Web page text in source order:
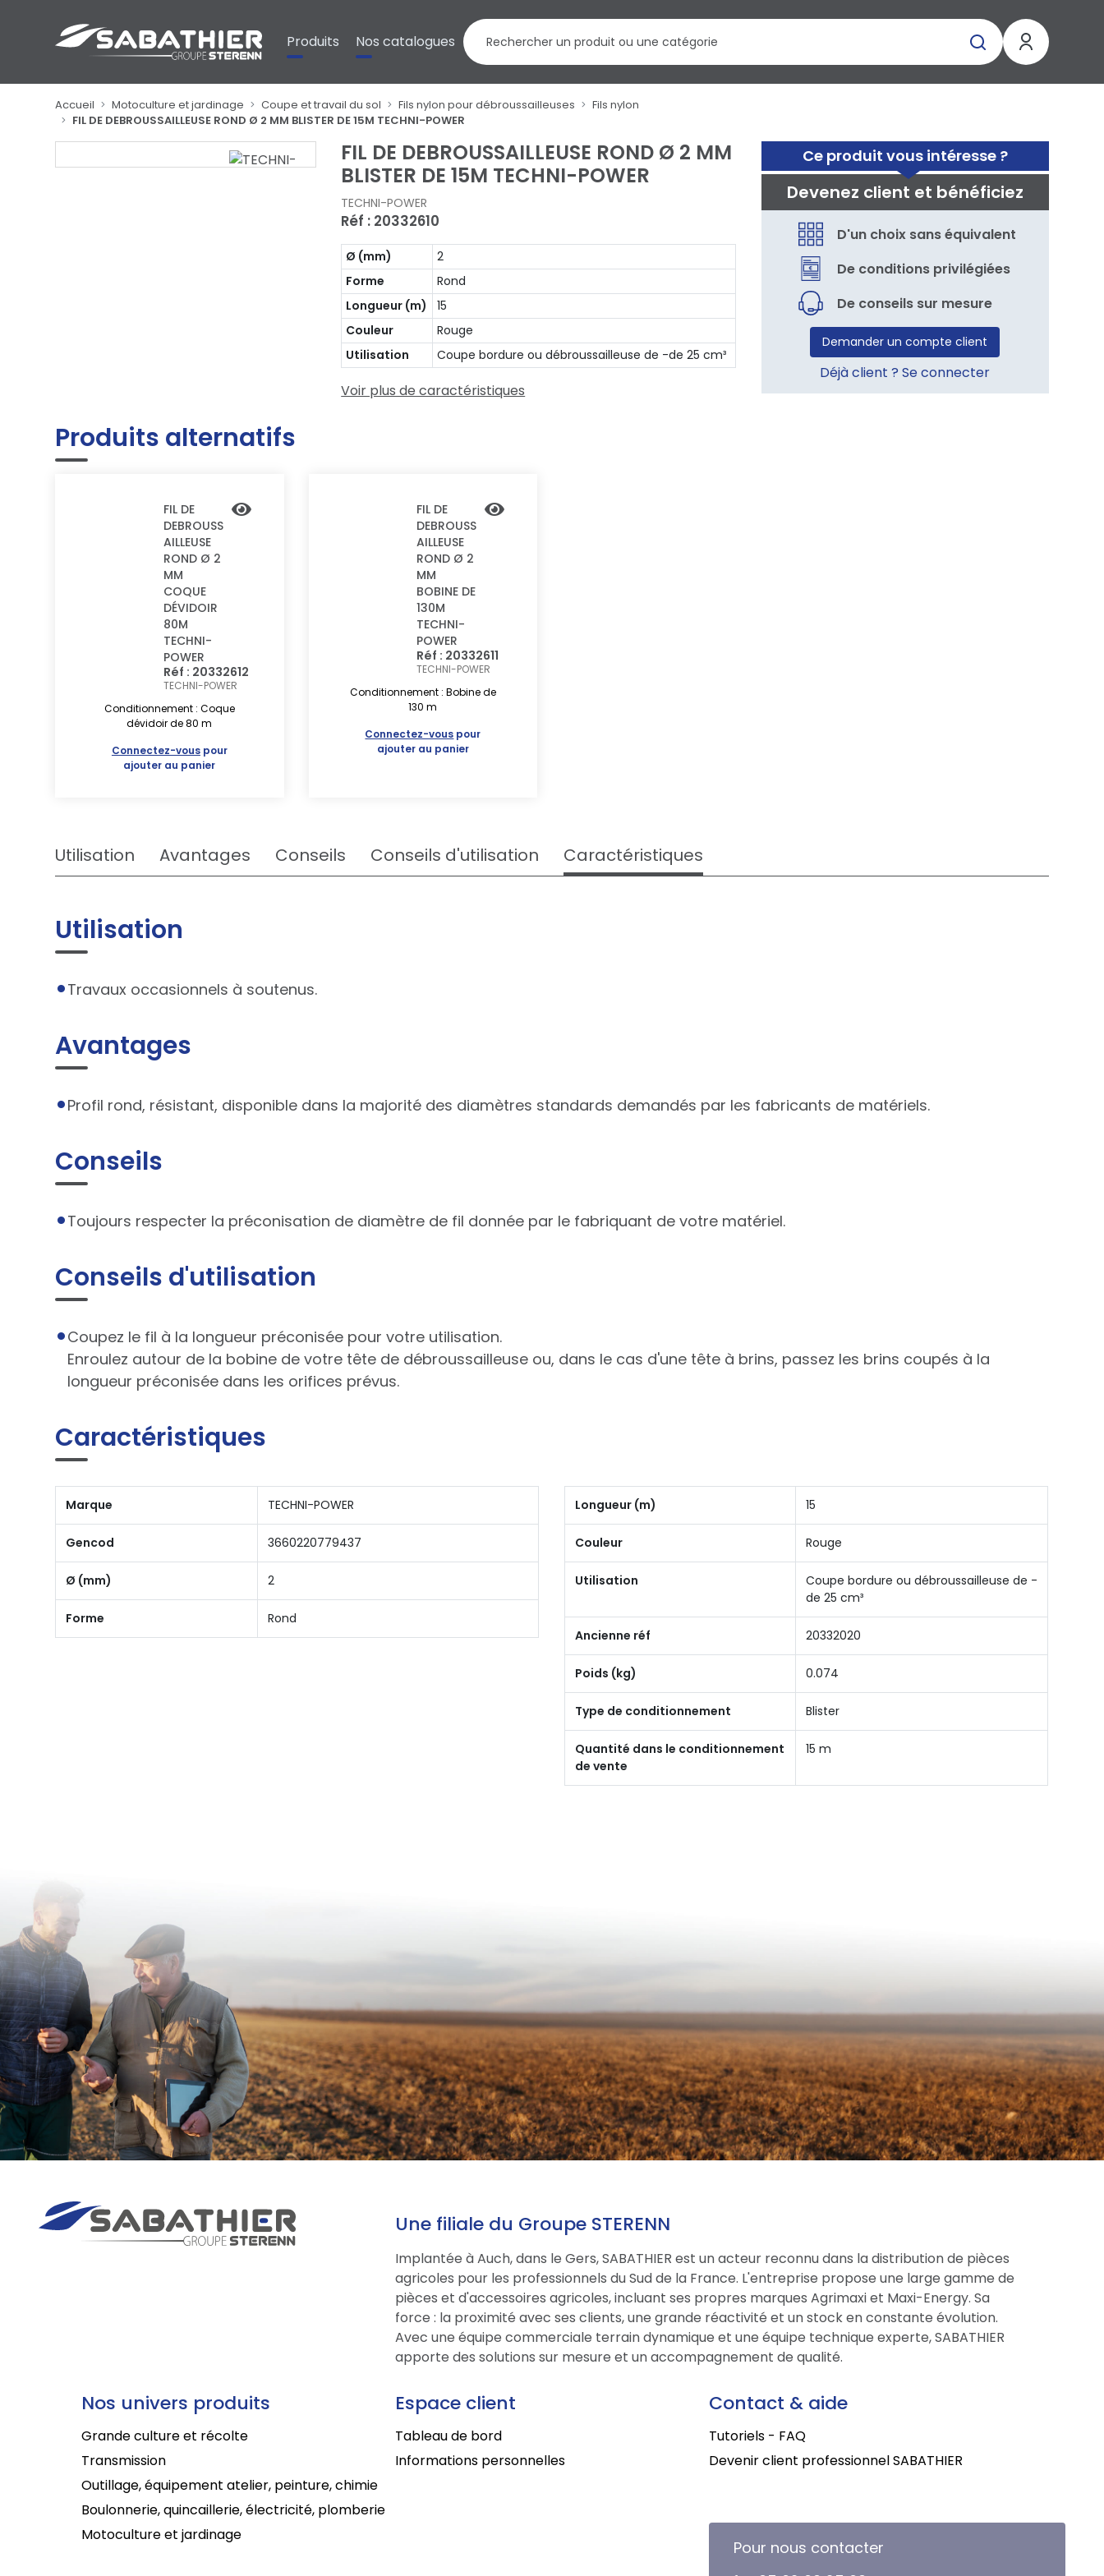
Produits Nos catalogues
Accueil Motoculture et jardinage Coupe et travail du sol Fils nylon pour débroussailleuses
Fils nylon
FIL DE DEBROUSSAILLEUSE ROND Ø 2 MM BLISTER DE 15M TECHNI-POWER
Ce produit vous intéresse ?
Devenez client et bénéficiez
D'un choix sans équivalent
De conditions privilégiées
De conseils sur mesure
Demander un compte client
Déjà client ? Se connecter
FIL DE DEBROUSSAILLEUSE ROND Ø 2 MM
BLISTER DE 15M TECHNI-POWER
TECHNI-POWER
Réf : 20332610
Ø (mm)
2
Forme
Rond
Longueur (m)
15
Couleur
Rouge
Utilisation
Coupe bordure ou débroussailleuse de -de 25 cm³
Voir plus de caractéristiques
Produits alternatifs
FIL DE
DEBROUSS
AILLEUSE
ROND Ø 2
MM
COQUE
DÉVIDOIR
80M
TECHNI-
POWER
Réf : 20332612
TECHNI-POWER
Conditionnement : Coque
dévidoir de 80 m
Connectez-vouspour
ajouter au panier
FIL DE
DEBROUSS
AILLEUSE
ROND Ø 2
MM
BOBINE DE
130M
TECHNI-
POWER
Réf : 20332611
TECHNI-POWER
Conditionnement : Bobine de
130 m
Connectez-vous pour
ajouter au panier
Utilisation Avantages Conseils Conseils d'utilisation Caractéristiques
Utilisation
Travaux occasionnels à soutenus.
Avantages
Profil rond, résistant, disponible dans la majorité des diamètres standards demandés par les fabricants de matériels.
Conseils
Toujours respecter la préconisation de diamètre de fil donnée par le fabriquant de votre matériel.
Conseils d'utilisation
Coupez le fil à la longueur préconisée pour votre utilisation.
Enroulez autour de la bobine de votre tête de débroussailleuse ou, dans le cas d'une tête à brins, passez les brins coupés à la
longueur préconisée dans les orifices prévus.
Caractéristiques
Marque TECHNI-POWER
Gencod 3660220779437
Ø (mm) 2
Forme Rond
Longueur (m) 15
Couleur Rouge
Utilisation
Coupe bordure ou débroussailleuse de -
de 25 cm³
Ancienne réf 20332020
Poids (kg) 0.074
Type de conditionnement Blister
Quantité dans le conditionnement
de vente
15 m
Une filiale du Groupe STERENN
Implantée à Auch, dans le Gers, SABATHIER est un acteur reconnu dans la distribution de pièces
agricoles pour les professionnels du Sud de la France. L'entreprise propose une large gamme de
pièces et d'accessoires agricoles, incluant ses propres marques Agrimaxi et Maxi-Energy. Sa
force : la proximité avec ses clients, une grande réactivité et un stock en constante évolution.
Avec une équipe commerciale terrain dynamique et une équipe technique experte, SABATHIER
apporte des solutions sur mesure et un accompagnement de qualité.
Nos univers produits
Grande culture et récolte
Transmission
Outillage, équipement atelier, peinture, chimie
Boulonnerie, quincaillerie, électricité, plomberie
Motoculture et jardinage
Espace client
Tableau de bord
Informations personnelles
Contact & aide
Tutoriels - FAQ
Devenir client professionnel SABATHIER
Pour nous contacter